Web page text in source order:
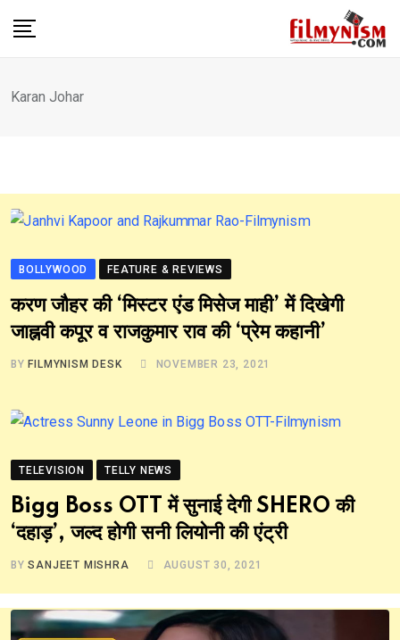
Karan Johar
BOLLYWOOD FEATURE & REVIEWS
करण जौहर की ‘मिस्टर एंड मिसेज माही’ में दिखेगी
जाह्नवी कपूर व राजकुमार राव की ‘प्रेम कहानी’
BYFILMYNISM DESK NOVEMBER 23, 2021
TELEVISION TELLY NEWS
Bigg Boss OTT में सुनाई देगी SHERO की
‘दहाड़’, जल्द होगी सनी लियोनी की एंट्री
BYSANJEET MISHRA AUGUST 30, 2021